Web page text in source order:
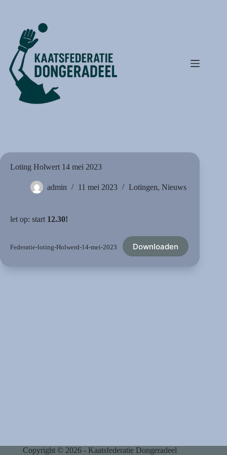
Loting Holwert 14 mei 2023
admin 11 mei 2023 Lotingen, Nieuws
let op: start 12.30!
Federatie-loting-Holwerd-14-mei-2023 Downloaden
Copyright © 2026 - Kaatsfederatie Dongeradeel